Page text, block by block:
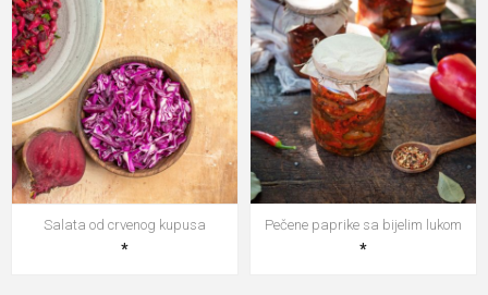
Salata od crvenog kupusa
*
Pečene paprike sa bijelim lukom
*